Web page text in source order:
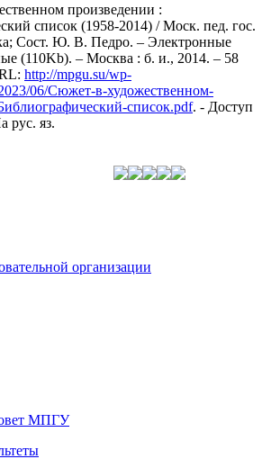
произведении :
список (1958-2014) / Моск. пед. гос.
Сост. Ю. В. Педро. – Электронные
(110Kb). – Москва : б. и., 2014. – 58
http://mpgu.su/wp-
06/Сюжет-в-художественном-
список.pdf. - Доступ
рус. яз.
организации
МПГУ